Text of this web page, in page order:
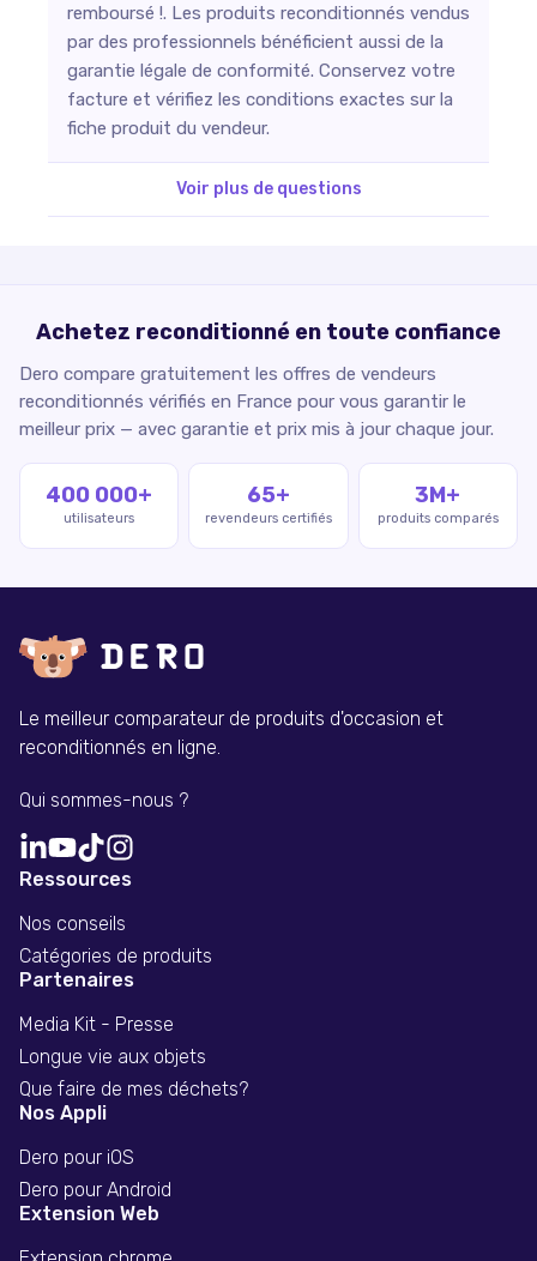
remboursé !. Les produits reconditionnés vendus
par des professionnels bénéficient aussi de la
garantie légale de conformité. Conservez votre
facture et vérifiez les conditions exactes sur la
fiche produit du vendeur.
Voir plus de questions
Achetez reconditionné en toute confiance
Dero compare gratuitement les offres de vendeurs
reconditionnés vérifiés en France pour vous garantir le
meilleur prix — avec garantie et prix mis à jour chaque jour.
400 000+
utilisateurs
65+
revendeurs certifiés
3M+
produits comparés
Le meilleur comparateur de produits d'occasion et
reconditionnés en ligne.
Qui sommes-nous ?
Ressources
Nos conseils
Catégories de produits
Partenaires
Media Kit - Presse
Longue vie aux objets
Que faire de mes déchets?
Nos Appli
Dero pour iOS
Dero pour Android
Extension Web